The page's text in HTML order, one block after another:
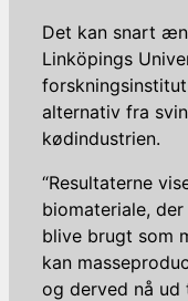
Det kan snart
Linköpings
alternativ fra
kødindustrien.
“Resultaterne
biomateriale,
blive brugt som
kan
og derved nå ud